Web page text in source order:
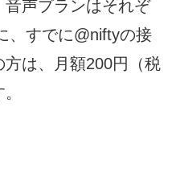
音声プランはそれぞ
、すでに@niftyの接
は、月額200円（税